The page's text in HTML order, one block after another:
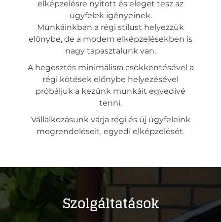
elképzelésre nyitott és eleget tesz az
ügyfelek igényeinek.
Munkáinkban a régi stílust helyezzük
előnybe, de a modern elképzelésekben is
nagy tapasztalunk van.
A hegesztés minimálisra csökkentésével a
régi kötések előnybe helyezésével
próbáljuk a kezünk munkáit egyedivé
tenni.
Vállalkozásunk várja régi és új ügyfeleink
megrendeléseit, egyedi elképzelését.
Szolgáltatások